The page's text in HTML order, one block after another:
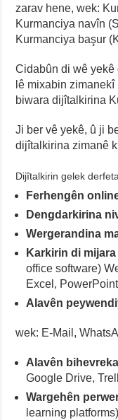
zarav hene, wek:
Kurmanciya navîn
Kurmanciya başur
Cidabûn di wê yekê
lê mixabin
biwara dijîtalkirina
Ji ber vê yekê, û ji
dijîtalkirina zimanê
Dijîtalkirin gelek
Ferhengên
Dengdarkirina
Wergerandina
Karkirin di
office software)
Excel, PowerPoint
Alavên
wek: E-Mail,
Alavên
Google Drive,
Wargehên
learning platforms)